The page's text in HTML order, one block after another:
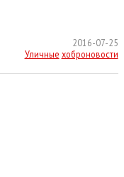
2016-07-25
Уличные хоброновости